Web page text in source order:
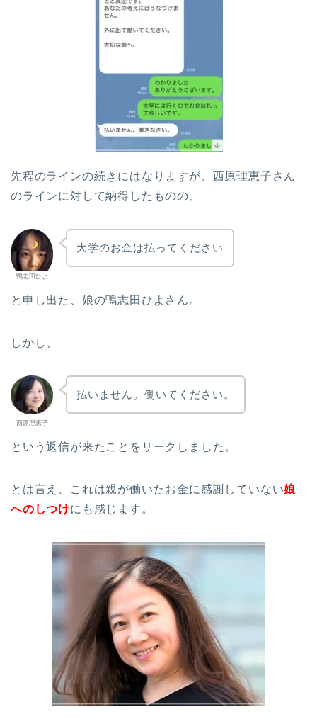
先程のラインの続きにはなりますが、西原理恵子さん
のラインに対して納得したものの、
鴨志田ひよ
大学のお金は払ってください
と申し出た、娘の鴨志田ひよさん。
しかし、
西原理恵子
払いません。働いてください。
という返信が来たことをリークしました。
とは言え、これは親が働いたお金に感謝していない娘
へのしつけにも感じます。